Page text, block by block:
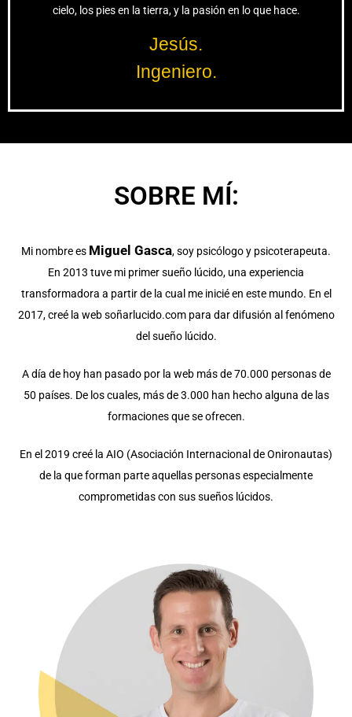
cielo, los pies en la tierra, y la pasión en lo que hace.
Jesús.
Ingeniero.
SOBRE MÍ:
Mi nombre es Miguel Gasca, soy psicólogo y psicoterapeuta.
En 2013 tuve mi primer sueño lúcido, una experiencia
transformadora a partir de la cual me inicié en este mundo. En el
2017, creé la web soñarlucido.com para dar difusión al fenómeno
del sueño lúcido.
A día de hoy han pasado por la web más de 70.000 personas de
50 países. De los cuales, más de 3.000 han hecho alguna de las
formaciones que se ofrecen.
En el 2019 creé la AIO (Asociación Internacional de Onironautas)
de la que forman parte aquellas personas especialmente
comprometidas con sus sueños lúcidos.